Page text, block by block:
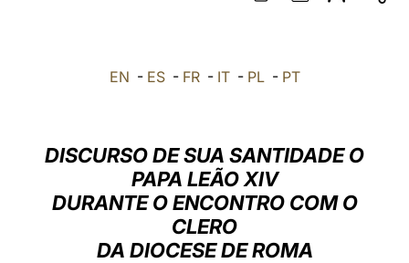
العربيّة
中文
EN - ES- FR- IT- PL- PT
DISCURSO DE SUA SANTIDADE O
PAPA LEÃO XIV
DURANTE O ENCONTRO COM O
CLERO
DA DIOCESE DE ROMA